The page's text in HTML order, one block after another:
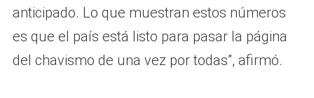
anticipado. Lo que muestran estos números
es que el país está listo para pasar la página
del chavismo de una vez por todas”, afirmó.